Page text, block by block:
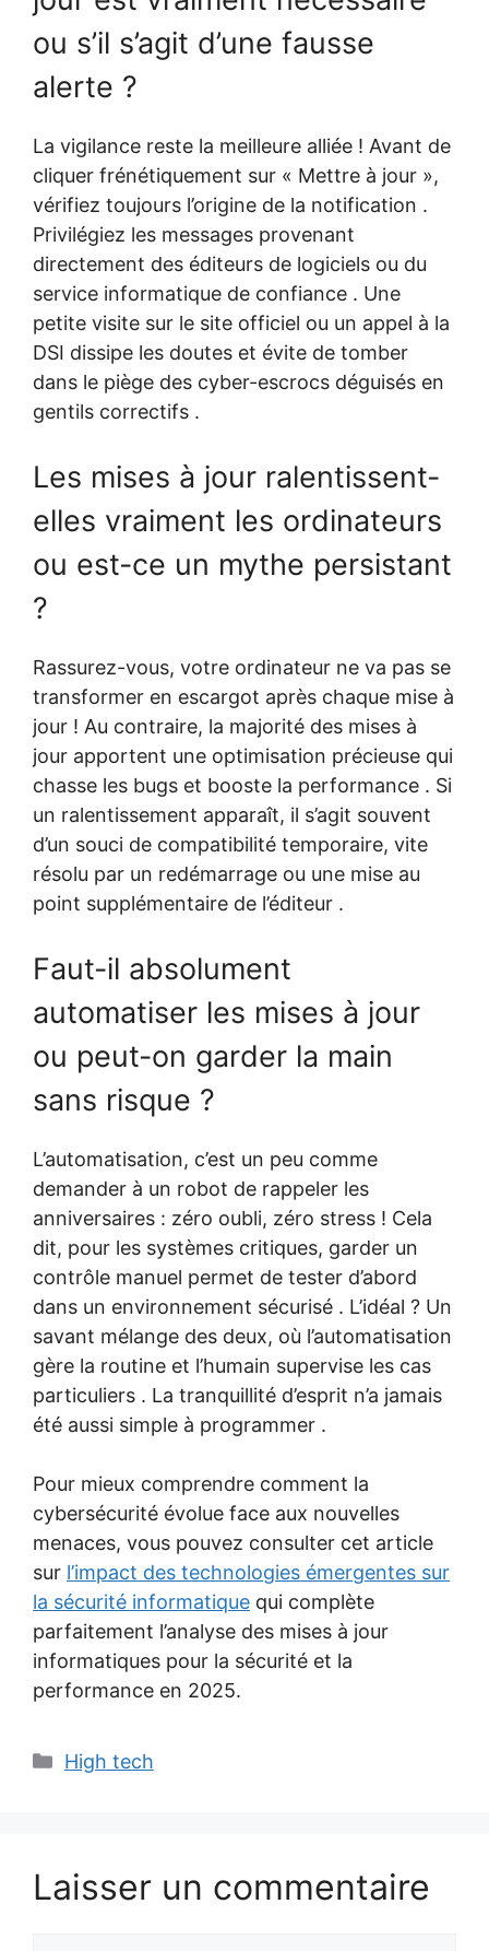
ou s’il s’agit d’une fausse
alerte ?
La vigilance reste la meilleure alliée ! Avant de
cliquer frénétiquement sur « Mettre à jour »,
vérifiez toujours l’origine de la notification .
Privilégiez les messages provenant
directement des éditeurs de logiciels ou du
service informatique de confiance . Une
petite visite sur le site officiel ou un appel à la
DSI dissipe les doutes et évite de tomber
dans le piège des cyber-escrocs déguisés en
gentils correctifs .
Les mises à jour ralentissent-
elles vraiment les ordinateurs
ou est-ce un mythe persistant
?
Rassurez-vous, votre ordinateur ne va pas se
transformer en escargot après chaque mise à
jour ! Au contraire, la majorité des mises à
jour apportent une optimisation précieuse qui
chasse les bugs et booste la performance . Si
un ralentissement apparaît, il s’agit souvent
d’un souci de compatibilité temporaire, vite
résolu par un redémarrage ou une mise au
point supplémentaire de l’éditeur .
Faut-il absolument
automatiser les mises à jour
ou peut-on garder la main
sans risque ?
L’automatisation, c’est un peu comme
demander à un robot de rappeler les
anniversaires : zéro oubli, zéro stress ! Cela
dit, pour les systèmes critiques, garder un
contrôle manuel permet de tester d’abord
dans un environnement sécurisé . L’idéal ? Un
savant mélange des deux, où l’automatisation
gère la routine et l’humain supervise les cas
particuliers . La tranquillité d’esprit n’a jamais
été aussi simple à programmer .
Pour mieux comprendre comment la
cybersécurité évolue face aux nouvelles
menaces, vous pouvez consulter cet article
sur l’impact des technologies émergentes sur
la sécurité informatique qui complète
parfaitement l’analyse des mises à jour
informatiques pour la sécurité et la
performance en 2025.
Catégories
High tech
Laisser un commentaire